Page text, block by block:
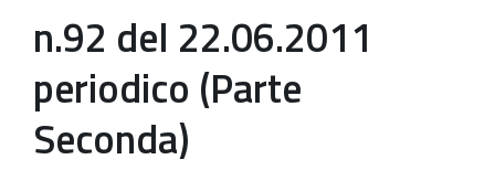
n.92 del 22.06.2011
periodico (Parte
Seconda)